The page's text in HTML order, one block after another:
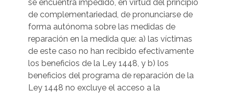
se encuentra impedido, en virtud del principio
de complementariedad, de pronunciarse de
forma autónoma sobre las medidas de
reparación en la medida que: a) las víctimas
de este caso no han recibido efectivamente
los beneficios de la Ley 1448, y b) los
beneficios del programa de reparación de la
Ley 1448 no excluye el acceso a la